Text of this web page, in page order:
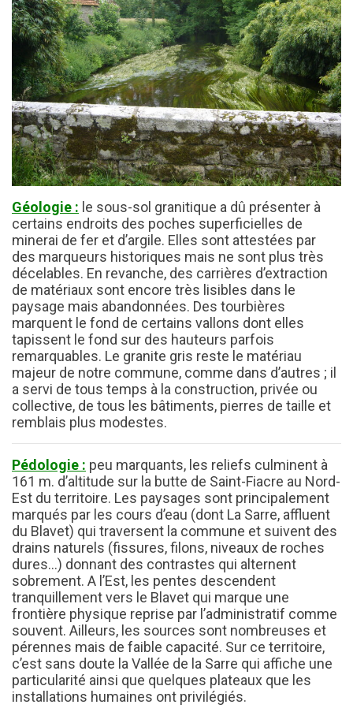
Géologie : le sous-sol granitique a dû présenter à
certains endroits des poches superficielles de
minerai de fer et d’argile. Elles sont attestées par
des marqueurs historiques mais ne sont plus très
décelables. En revanche, des carrières d’extraction
de matériaux sont encore très lisibles dans le
paysage mais abandonnées. Des tourbières
marquent le fond de certains vallons dont elles
tapissent le fond sur des hauteurs parfois
remarquables. Le granite gris reste le matériau
majeur de notre commune, comme dans d’autres ; il
a servi de tous temps à la construction, privée ou
collective, de tous les bâtiments, pierres de taille et
remblais plus modestes.
Pédologie : peu marquants, les reliefs culminent à
161 m. d’altitude sur la butte de Saint-Fiacre au Nord-
Est du territoire. Les paysages sont principalement
marqués par les cours d’eau (dont La Sarre, affluent
du Blavet) qui traversent la commune et suivent des
drains naturels (fissures, filons, niveaux de roches
dures…) donnant des contrastes qui alternent
sobrement. A l’Est, les pentes descendent
tranquillement vers le Blavet qui marque une
frontière physique reprise par l’administratif comme
souvent. Ailleurs, les sources sont nombreuses et
pérennes mais de faible capacité. Sur ce territoire,
c’est sans doute la Vallée de la Sarre qui affiche une
particularité ainsi que quelques plateaux que les
installations humaines ont privilégiés.